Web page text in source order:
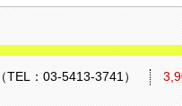
TEL：03-5413-3741）